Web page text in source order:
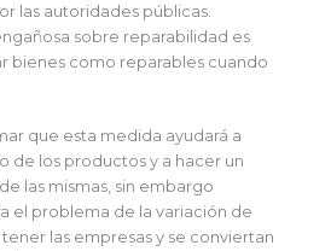
las autoridades públicas.
sobre reparabilidad es
bienes como reparables cuando
que esta medida ayudará a
de los productos y a hacer un
las mismas, sin embargo
el problema de la variación de
las empresas y se conviertan